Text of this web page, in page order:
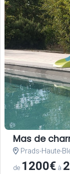
Mas de
Prads-Haute-
de 1200€ à